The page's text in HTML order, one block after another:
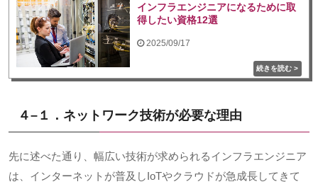
インフラエンジニアになるために取
得したい資格12選
2025/09/17
４– １．ネットワーク技術が必要な理由
先に述べた通り、幅広い技術が求められるインフラエンジニア
は、インターネットが普及しIoTやクラウドが急成長してきて